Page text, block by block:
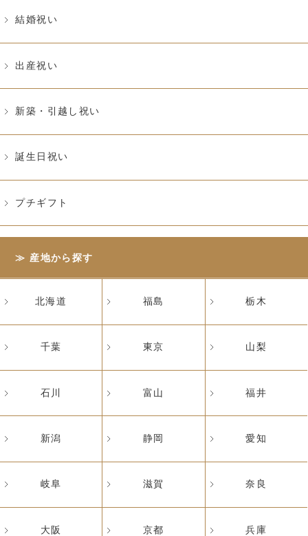
結婚祝い
出産祝い
新築・引越し祝い
誕生日祝い
プチギフト
産地から探す
北海道 福島 栃木
千葉 東京 山梨
石川 富山 福井
新潟 静岡 愛知
岐阜 滋賀 奈良
大阪 京都 兵庫